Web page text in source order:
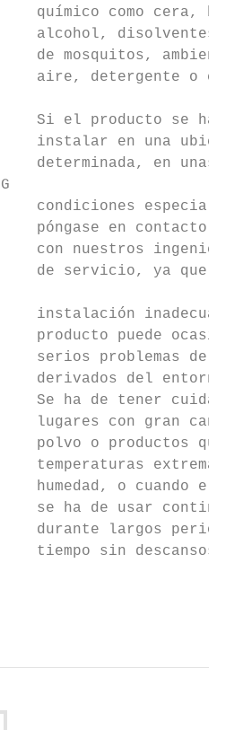
químico como cera,
alcohol, disolventes,
de mosquitos,
aire, detergente o
Si el producto se ha
instalar en una
determinada, en unas
condiciones
póngase en contacto
con nuestros
de servicio, ya que
instalación
producto puede
serios problemas de
derivados del entorno.
Se ha de tener cuidado
lugares con gran
polvo o productos
temperaturas extremas,
humedad, o cuando el
se ha de usar
durante largos
tiempo sin descansos.